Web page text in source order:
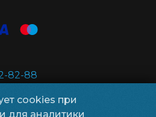
cookies при
для аналитики
82-88
©2026